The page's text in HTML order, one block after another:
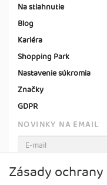
Na stiahnutie
Blog
Kariéra
Shopping Park
Nastavenie súkromia
Značky
GDPR
NOVINKY NA EMAIL
Viac informácií o tejto službe
Zásady